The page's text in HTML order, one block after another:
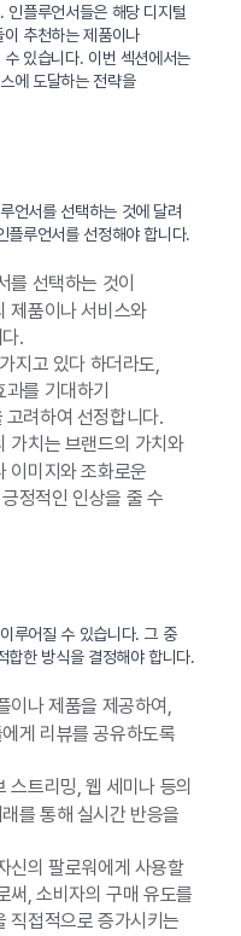
인플루언서들은 해당 디지털
추천하는 제품이나
있습니다. 이번 섹션에서는
에 도달하는 전략을
언서를 선택하는 것에 달려
플루언서를 선정해야 합니다.
선택하는 것이
제품이나 서비스와
.
지고 있다 하더라도,
를 기대하기
려하여 선정합니다.
가치는 브랜드의 가치와
이미지와 조화로운
정적인 인상을 줄 수
루어질 수 있습니다. 그 중
합한 방식을 결정해야 합니다.
이나 제품을 제공하여,
게 리뷰를 공유하도록
트리밍, 웹 세미나 등의
를 통해 실시간 반응을
신의 팔로워에게 사용할
써, 소비자의 구매 유도를
직접적으로 증가시키는